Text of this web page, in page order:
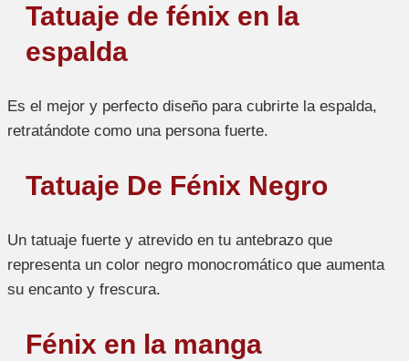
Tatuaje de fénix en la
espalda
Es el mejor y perfecto diseño para cubrirte la espalda,
retratándote como una persona fuerte.
Tatuaje De Fénix Negro
Un tatuaje fuerte y atrevido en tu antebrazo que
representa un color negro monocromático que aumenta
su encanto y frescura.
Fénix en la manga